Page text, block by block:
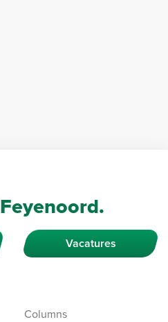
Feyenoord.
Vacatures
Columns